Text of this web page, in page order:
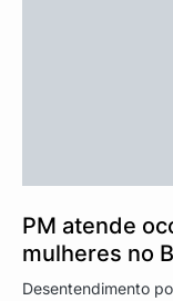
PM atende
mulheres no
Desentendimento